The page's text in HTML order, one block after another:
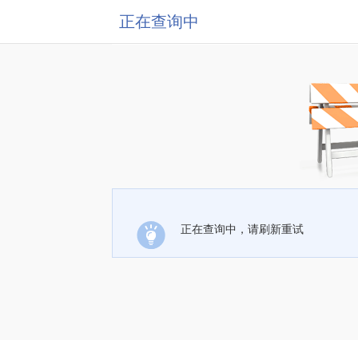
正在查询中
正在查询中，请刷新重试